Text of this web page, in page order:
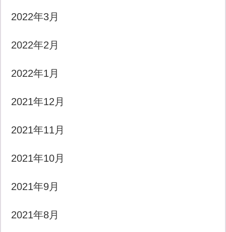
2022年3月
2022年2月
2022年1月
2021年12月
2021年11月
2021年10月
2021年9月
2021年8月